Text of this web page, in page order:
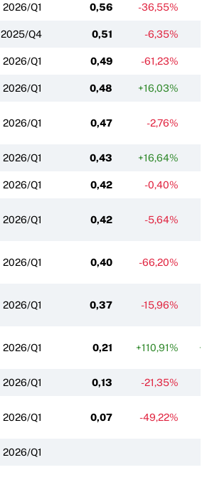
2026/Q1 0,56 -36,55%
2025/Q4 0,51 -6,35%
2026/Q1 0,49 -61,23%
2026/Q1 0,48 +16,03%
2026/Q1 0,47 -2,76%
2026/Q1 0,43 +16,64%
2026/Q1 0,42 -0,40%
2026/Q1 0,42 -5,64%
2026/Q1 0,40 -66,20%
2026/Q1 0,37 -15,96%
2026/Q1 0,21 +110,91%
2026/Q1 0,13 -21,35%
2026/Q1 0,07 -49,22%
2026/Q1